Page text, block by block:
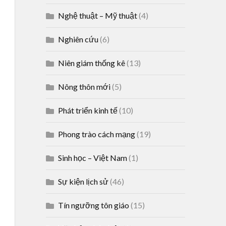
Nghệ thuật – Mỹ thuật(4)
Nghiên cứu(6)
Niên giám thống kê(13)
Nông thôn mới(5)
Phát triển kinh tế(10)
Phong trào cách mạng(19)
Sinh học – Việt Nam(1)
Sự kiện lịch sử(46)
Tín ngưỡng tôn giáo (15)